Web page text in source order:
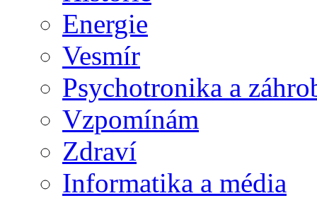
Energie
Vesmír
Psychotronika a
Vzpomínám
Zdraví
Informatika a média